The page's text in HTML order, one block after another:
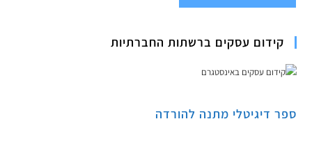
קידום עסקים ברשתות החברתיות
ספר דיגיטלי מתנה להורדה